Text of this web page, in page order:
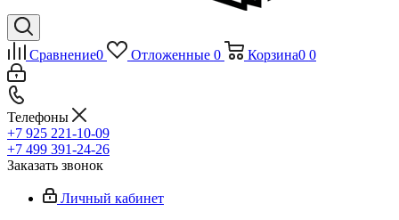
Сравнение0 Отложенные 0 Корзина0 0
Телефоны
+7 925 221-10-09
+7 499 391-24-26
Заказать звонок
Личный кабинет